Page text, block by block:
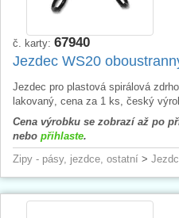
č. karty: 67940
Jezdec WS20
Jezdec pro plastová spirálová
lakovaný, cena za 1 ks, český
Cena výrobku se zobrazí až po
nebo přihlaste.
Zipy - pásy, jezdce, ostatní >